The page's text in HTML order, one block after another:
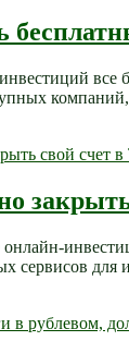
все
сервисов для